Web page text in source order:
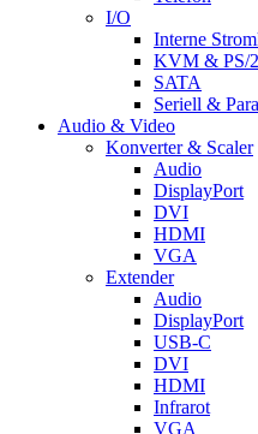
I/O
Interne
KVM & PS/2
SATA
Seriell &
Audio & Video
Konverter & Scaler
Audio
DisplayPort
DVI
HDMI
VGA
Extender
Audio
DisplayPort
USB-C
DVI
HDMI
Infrarot
VGA